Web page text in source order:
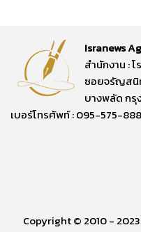
Isranews
สำนักงาน : โ
ซอยจรัญสนิ
บางพลัด กรุ
เบอร์โทรศัพท์ : 095-575-
Copyright © 2010 -